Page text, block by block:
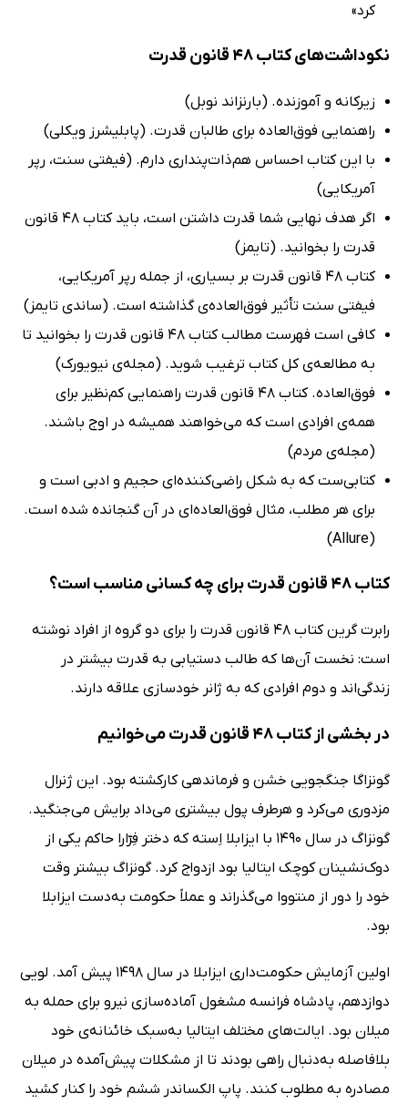
کرد»
نکوداشت‌های کتاب 48 قانون قدرت
زیرکانه و آموزنده. (بارنز‌اند نوبل)
راهنمایی‌ فوق‌العاده برای طالبان قدرت. (پابلیشرز ویکلی)
با این کتاب احساس هم‌ذات‌پنداری دارم. (فیفتی سنت، رپر
آمریکایی)
اگر هدف نهایی شما قدرت داشتن است، باید کتاب 48 قانون
قدرت را بخوانید. (تایمز)
کتاب 48 قانون قدرت بر بسیاری، از جمله رپر آمریکایی،
فیفتی سنت تأثیر فوق‌العاده‌ی گذاشته است. (ساندی تایمز)
کافی است فهرست مطالب کتاب 48 قانون قدرت را بخوانید تا
به مطالعه‌ی کل کتاب ترغیب شوید. (مجله‌ی نیویورک)
فوق‌العاده. کتاب 48 قانون قدرت راهنمایی کم‌نظیر برای
همه‌ی افرادی است که می‌خواهند همیشه در اوج باشند.
(مجله‌ی مردم)
کتابی‌ست که به شکل راضی‌کننده‌ای حجیم و ادبی است و
برای هر مطلب، مثال فوق‌العاده‌ای در آن گنجانده شده است.
(Allure)
کتاب 48 قانون قدرت برای چه کسانی مناسب است؟
رابرت گرین کتاب 48 قانون قدرت را برای دو گروه از افراد نوشته
است: نخست آن‌ها که طالب دستیابی به قدرت بیشتر در
زندگی‌اند و دوم افرادی که به ژانر خودسازی علاقه دارند.
در بخشی از کتاب 48 قانون قدرت می‌خوانیم
گونزاگا جنگجویی خشن و فرماندهی کارکشته بود. این ژنرال
مزدوری می‌کرد و هرطرف پول بیشتری می‌داد برایش می‌جنگید.
گونزاگ در سال 1490 با ایزابلا اِسته که دختر فِرّارا حاکم یکی از
دوک‌نشینان کوچک ایتالیا بود ازدواج کرد. گونزاگ بیشتر وقت
خود را دور از منتووا می‌گذراند و عملاً حکومت به‌دست ایزابلا
بود.
اولین آزمایش حکومت‌داری ایزابلا در سال 1498 پیش آمد. لویی
دوازدهم، پادشاه فرانسه مشغول آماده‌سازی نیرو برای حمله به
میلان بود. ایالت‌های مختلف ایتالیا به‌سبک خائنانه‌ی خود
بلافاصله به‌دنبال راهی بودند تا از مشکلات پیش‌آمده در میلان
مصادره به مطلوب کنند. پاپ الکساندر ششم خود را کنار کشید